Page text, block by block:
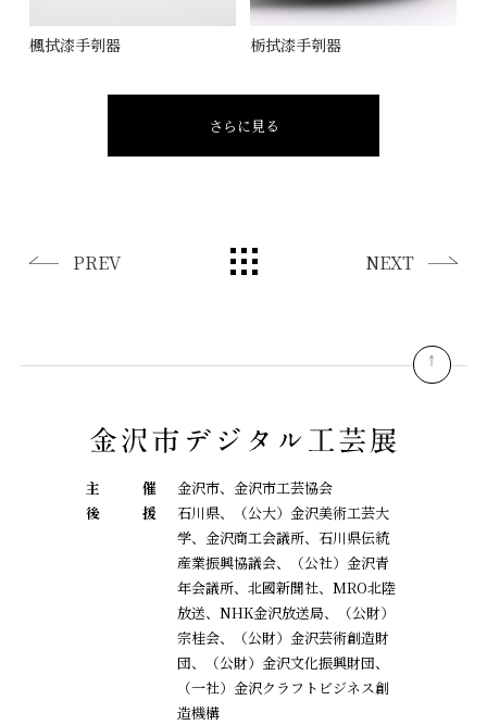
楓拭漆手刳器 栃拭漆手刳器
さらに見る
PREV NEXT
主 催
金沢市、金沢市工芸協会
後
援
石川県、（公大）金沢美術工芸大
学、金沢商工会議所、石川県伝統
産業振興協議会、
（公社）金沢青
年会議所、北國新聞社、MRO北陸
放送、NHK金沢放送局、（公財）
宗桂会、
（公財）金沢芸術創造財
団、（公財）金沢文化振興財団、
（一社）金沢クラフトビジネス創
造機構